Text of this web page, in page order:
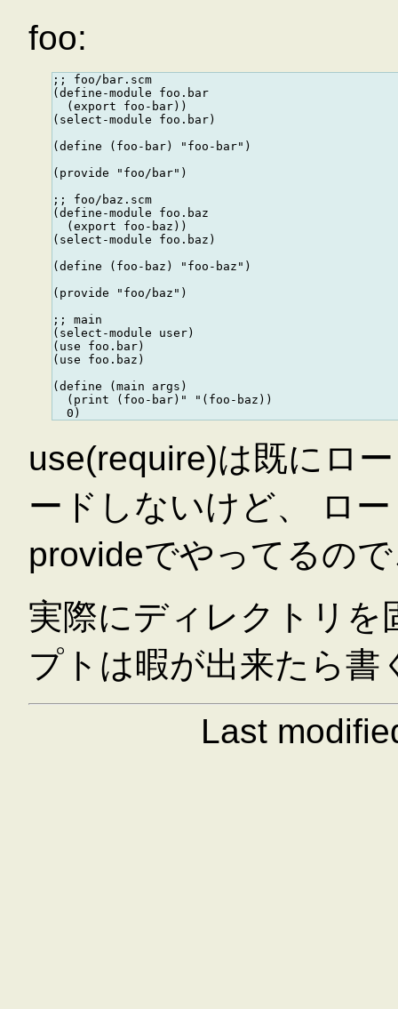
foo:
;; foo/bar.scm
(define-module foo.bar
  (export foo-bar))
(select-module foo.bar)
(define (foo-bar) "foo-bar")
(provide "foo/bar")
;; foo/baz.scm
(define-module foo.baz
  (export foo-baz))
(select-module foo.baz)
(define (foo-baz) "foo-baz")
(provide "foo/baz")
;; main
(select-module user)
(use foo.bar)
(use foo.baz)
(define (main args)
  (print (foo-bar)" "(foo-baz))
use(require)は既にロ
ードしないけど、 ロ
provideでやってるの
実際にディレクトリ
プトは暇が出来たら書
Last